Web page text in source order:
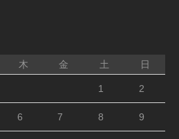
木 金 土 日
1 2
6 7 8 9